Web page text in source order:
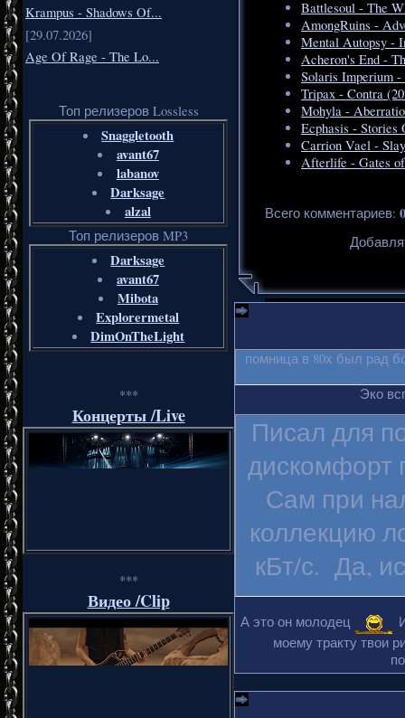
Krampus - Shadows Of...
[29.07.2026]
Age Of Rage - The Lo...
Топ релизеров Lossless
Snaggletooth
avant67
labanov
Darksage
alzal
Топ релизеров MP3
Darksage
avant67
Mibota
Explorermetal
DimOnTheLight
***
Концерты /Live
***
Видео /Clip
Battlesoul - The
AmongRuins -
Mental Autopsy -
Acheron's End -
Solaris Imperium
Tripax - Contra
Mohyla -
Ecphasis - Stories
Carrion Vael -
Afterlife - Gates
Всего комментариев: 0
помница в 80х был рад
Эко
Писал для
дискомфорт
Сам при
коллекцию
кБт/с. Да,
А это он молодец
моему тракту твои